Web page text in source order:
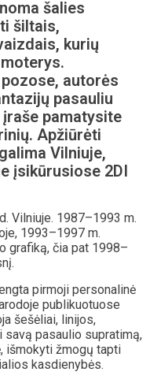
šalies
šiltais,
kurių
autorės
pasauliu
įraše pamatysite
Apžiūrėti
Vilniuje,
įsikūrusiose 2DI
Vilniuje. 1987–1993 m.
1993–1997 m.
grafiką, čia pat 1998–
pirmoji personalinė
publikuotuose
šešėliai, linijos,
pasaulio supratimą,
išmokyti žmogų tapti
kasdienybės.